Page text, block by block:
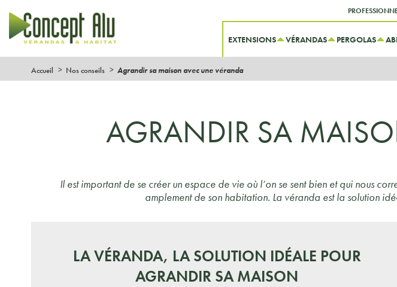
Aller
Aller
EXTENSIONS VÉRANDAS PERGOLAS
Accueil Nos conseils Agrandir sa maison avec une véranda
AGRANDIR SA
Il est important de se créer un espace de vie où l’on se sent bien et qui nous
amplement de son habitation. La véranda est la solution
LA VÉRANDA, LA SOLUTION IDÉALE POUR
AGRANDIR SA MAISON